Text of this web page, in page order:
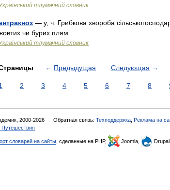
тлумачний словник
— у, ч. Грибкова хвороба
чи бурих плям …
тлумачний словник
← Предыдущая Следующая →
2 3 4 5 6 7 8
2000-2026 Обратная связь: Техподдержка Реклама на
Путешествия
словарей на сайты , сделанные на PHP, Joomla, Drupal,